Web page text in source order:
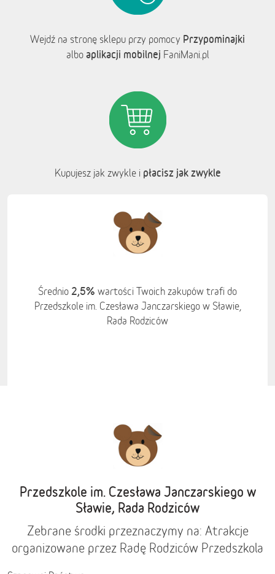
Wejdź na stronę sklepu przy pomocy Przypominajki
albo aplikacji mobilnej FaniMani.pl
Kupujesz jak zwykle i płacisz jak zwykle
Średnio 2,5% wartości Twoich zakupów trafi do
Przedszkole im. Czesława Janczarskiego w Sławie,
Rada Rodziców
Przedszkole im. Czesława Janczarskiego w
Sławie, Rada Rodziców
Zebrane środki przeznaczymy na: Atrakcje
organizowane przez Radę Rodziców Przedszkola